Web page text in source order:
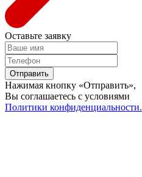
Оставьте заявку
Отправить
Нажимая кнопку «Отправить»,
Вы соглашаетесь c условиями
Политики конфиденциальности.